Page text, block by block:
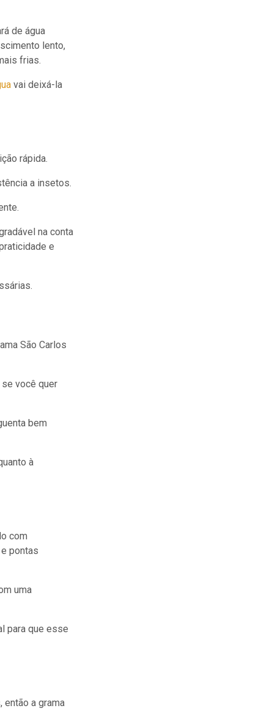
de água
lento,
frias.
vai deixá-la
rápida.
a insetos.
na conta
e
São Carlos
você quer
bem
à
com
pontas
uma
para que esse
então a grama